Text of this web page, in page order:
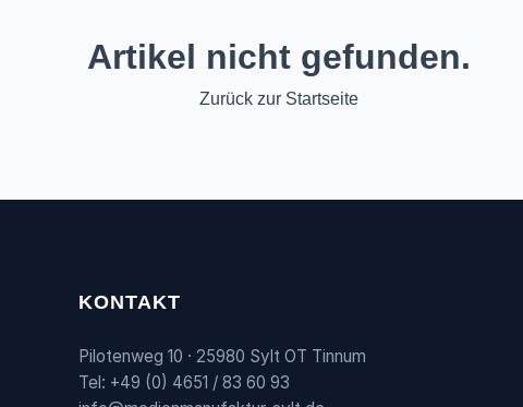
Artikel nicht gefunden.
Zurück zur Startseite
KONTAKT
Pilotenweg 10 · 25980 Sylt OT Tinnum
Tel: +49 (0) 4651 / 83 60 93